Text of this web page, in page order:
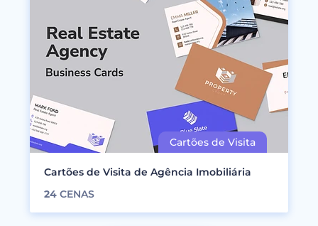
Cartões de Visita de Agência Imobiliária
24 CENAS